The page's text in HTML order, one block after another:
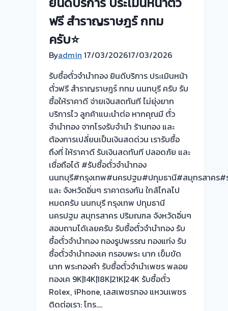
ฟรี สำราญราษฎร์ กทม
ครับ⭐
Byadmin 17/03/202617/03/2026
รับซื้อตั๋วจำนำทอง ยินดีบริการ ประเมินหน้า
ตั๋วฟรี สำราญราษฎร์ กทม นนทบุรี ครับ รับ
ซื้อให้ราคาดี จ่ายเงินสดทันที ไม่ยุ่งยาก
บริการไว ลูกค้าแนะนำต่อ หากคุณมี ตั๋ว
จำนำทอง จากโรงรับจำนำ ร้านทอง และ
ต้องการเปลี่ยนเป็นเงินสดด่วน เรารับซื้อ
ถึงที่ ให้ราคาดี รับเงินสดทันที ปลอดภัย และ
เชื่อถือได้ #รับซื้อตั๋วจำนำทอง
นนทบุรี#กรุงเทพ#นครปฐม#ปทุมธานี#สมุทรสาคร#
และ จังหวัดอิ่นๆ ราคาตรงกัน ใกล้ไกลไป
หมดครับ นนทบุรี กรุงเทพ ปทุมธานี
นครปฐม สมุทรสาคร ปริมณฑล จังหวัดอิ่นๆ
สอบถามได้เลยครับ รับซื้อตั๋วจำนำทอง รับ
ซื้อตั๋วจำนำทอง ทองรูปพรรณ ทองแท่ง รับ
ซื้อตั๋วจำนำทองเค กรอบพระ นาก เข็มขัด
นาก พระทองคำ รับซื้อตั๋วจำนำเพชร พลอย
ทองเค 9K|14K|18K|21K|24K รับซื้อตั๋ว
Rolex, iPhone, เลสเพชรทอง แหวนเพชร
ติดต่อเรา: โทร….